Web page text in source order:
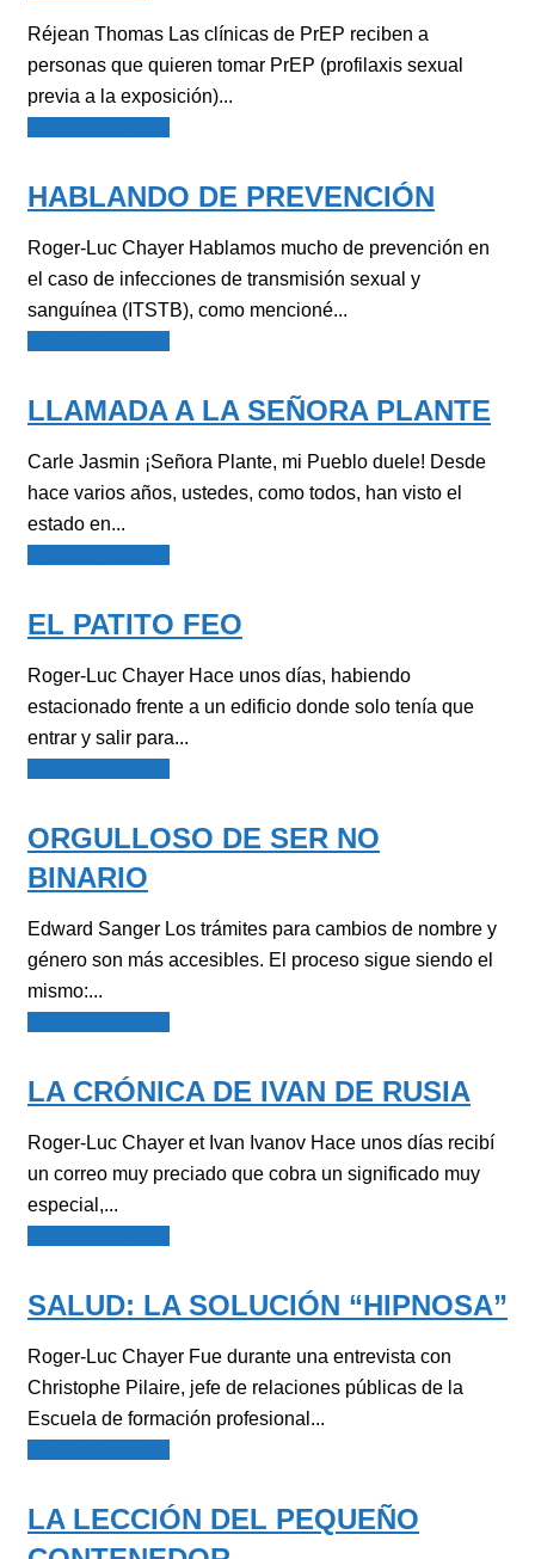
Réjean Thomas Las clínicas de PrEP reciben a
personas que quieren tomar PrEP (profilaxis sexual
previa a la exposición)...
HABLANDO DE PREVENCIÓN
Roger-Luc Chayer Hablamos mucho de prevención en
el caso de infecciones de transmisión sexual y
sanguínea (ITSTB), como mencioné...
LLAMADA A LA SEÑORA PLANTE
Carle Jasmin ¡Señora Plante, mi Pueblo duele! Desde
hace varios años, ustedes, como todos, han visto el
estado en...
EL PATITO FEO
Roger-Luc Chayer Hace unos días, habiendo
estacionado frente a un edificio donde solo tenía que
entrar y salir para...
ORGULLOSO DE SER NO
BINARIO
Edward Sanger Los trámites para cambios de nombre y
género son más accesibles. El proceso sigue siendo el
mismo:...
LA CRÓNICA DE IVAN DE RUSIA
Roger-Luc Chayer et Ivan Ivanov Hace unos días recibí
un correo muy preciado que cobra un significado muy
especial,...
SALUD: LA SOLUCIÓN “HIPNOSA”
Roger-Luc Chayer Fue durante una entrevista con
Christophe Pilaire, jefe de relaciones públicas de la
Escuela de formación profesional...
LA LECCIÓN DEL PEQUEÑO